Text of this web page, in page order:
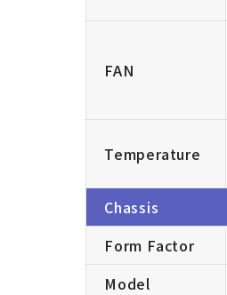
FAN
Temperature
Chassis
Form Factor
Model